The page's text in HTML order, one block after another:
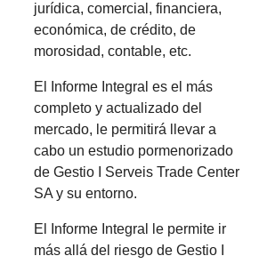
jurídica, comercial, financiera,
económica, de crédito, de
morosidad, contable, etc.
El Informe Integral es el más
completo y actualizado del
mercado, le permitirá llevar a
cabo un estudio pormenorizado
de Gestio I Serveis Trade Center
SA y su entorno.
El Informe Integral le permite ir
más allá del riesgo de Gestio I